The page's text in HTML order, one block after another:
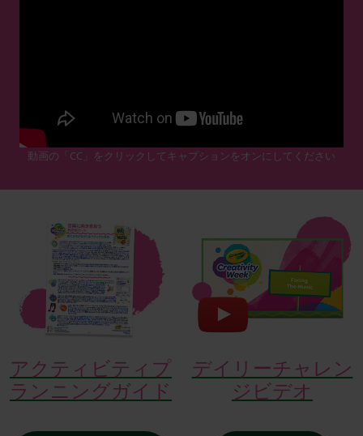
動画の「CC」をクリックしてキャプションをオンにしてください
アクティビティプ
ランニングガイド
デイリーチャレン
ジビデオ